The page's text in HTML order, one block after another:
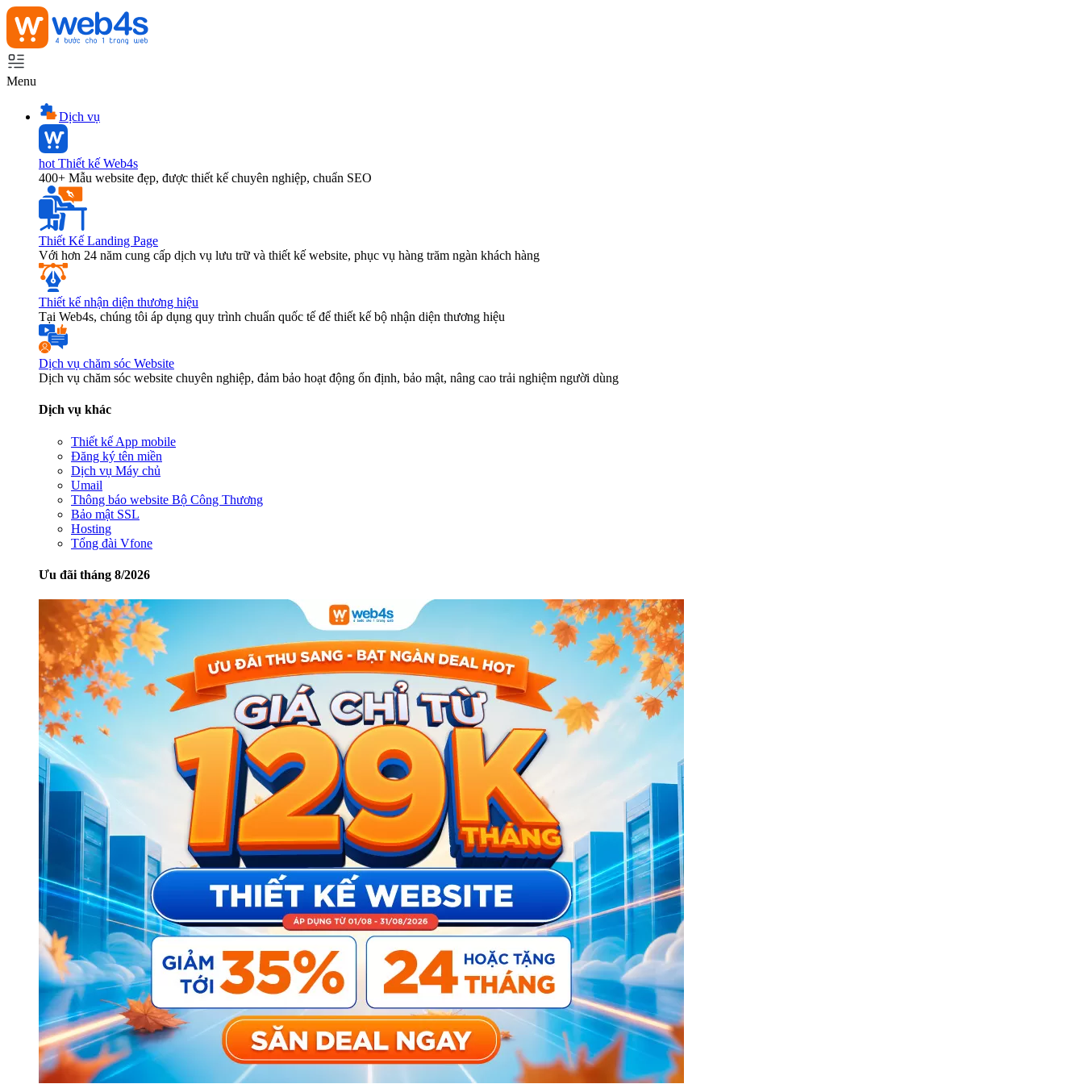
Menu
Dịch vụ
hot Thiết kế Web4s
400+ Mẫu website đẹp, được thiết kế chuyên nghiệp, chuẩn SEO
Thiết Kế Landing Page
Với hơn 24 năm cung cấp dịch vụ lưu trữ và thiết kế website, phục vụ hàng trăm ngàn khách hàng
Thiết kế nhận diện thương hiệu
Tại Web4s, chúng tôi áp dụng quy trình chuẩn quốc tế để thiết kế bộ nhận diện thương hiệu
Dịch vụ chăm sóc Website
Dịch vụ chăm sóc website chuyên nghiệp, đảm bảo hoạt động ổn định, bảo mật, nâng cao trải nghiệm người dùng
Dịch vụ khác
Thiết kế App mobile
Đăng ký tên miền
Dịch vụ Máy chủ
Umail
Thông báo website Bộ Công Thương
Bảo mật SSL
Hosting
Tổng đài Vfone
Ưu đãi tháng 8/2026